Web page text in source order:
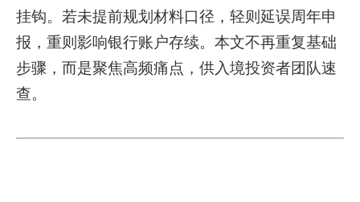
挂钩。若未提前规划材料口径，轻则延误周年申
报，重则影响银行账户存续。本文不再重复基础
步骤，而是聚焦高频痛点，供入境投资者团队速
查。